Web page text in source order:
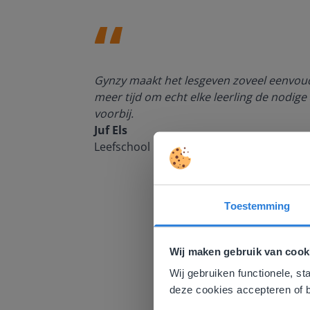
Toestemming
Wij maken gebruik van
Wij gebruiken functionele,
deze cookies accepteren of
Gynzy maakt het lesgeven zoveel
meer tijd om echt elke leerling de
voorbij.
Juf Els
Leefschool Het Droomschip
Deze
Gezien